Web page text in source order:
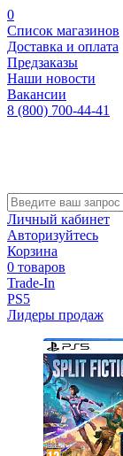
0
Список магазинов
Доставка и оплата
Предзаказы
Наши новости
Вакансии
8 (800) 700-44-41
Личный кабинет
Авторизуйтесь
Корзина
0 товаров
Trade-In
PS5
Лидеры продаж